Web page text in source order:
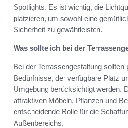
Spotlights. Es ist wichtig, die
platzieren, um sowohl eine
Sicherheit zu gewährleisten.
Was sollte ich bei der
Bei der Terrassengestaltung sollten
Bedürfnisse, der verfügbare Platz
Umgebung berücksichtigt werden.
attraktiven Möbeln, Pflanzen und
entscheidende Rolle für die
Außenbereichs.